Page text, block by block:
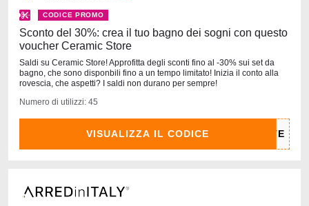
CODICE PROMO
Sconto del 30%: crea il tuo bagno dei sogni con questo
voucher Ceramic Store
Saldi su Ceramic Store! Approfitta degli sconti fino al -30% sui set da
bagno, che sono disponbili fino a un tempo limitato! Inizia il conto alla
rovescia, che aspetti? I saldi non durano per sempre!
Numero di utilizzi: 45
VISUALIZZA IL CODICE